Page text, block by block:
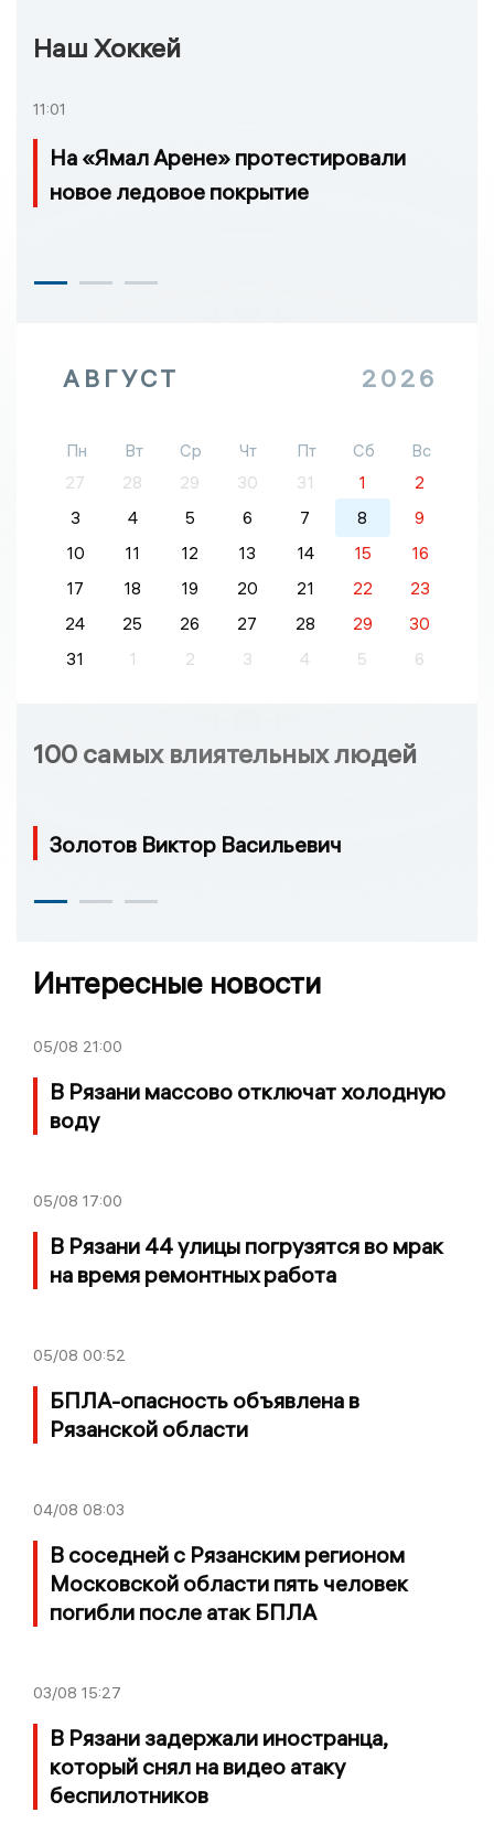
Наш Хоккей
11:01
На «Ямал Арене» протестировали
новое ледовое покрытие
АВГУСТ 2026
Пн Вт Ср Чт Пт Сб
Вс
27
28 29 30 31 1
2
3
4 5 6 7 8
9
10
11 12 13 14 15
16
17
18 19 20 21 22
23
24
25 26 27 28 29
30
31
1 2 3 4 5 6
100 самых влиятельных людей
Золотов Виктор Васильевич
Интересные новости
05/08 21:00
В Рязани массово отключат холодную
воду
05/08 17:00
В Рязани 44 улицы погрузятся во мрак
на время ремонтных работа
05/08 00:52
БПЛА-опасность объявлена в
Рязанской области
04/08 08:03
В соседней с Рязанским регионом
Московской области пять человек
погибли после атак БПЛА
03/08 15:27
В Рязани задержали иностранца,
который снял на видео атаку
беспилотников